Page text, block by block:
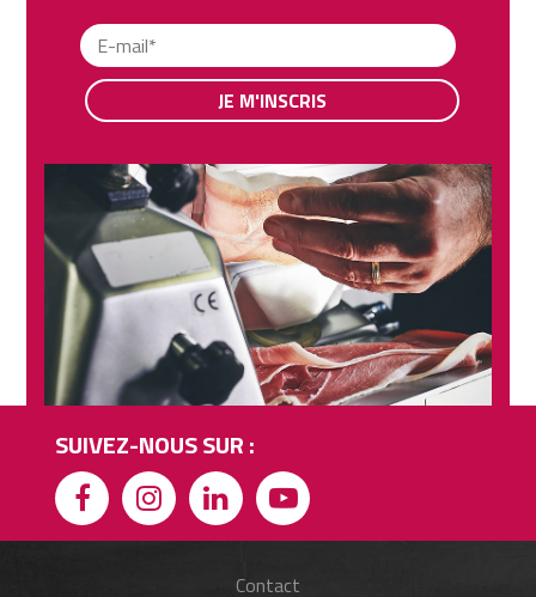
JE M'INSCRIS
SUIVEZ-NOUS SUR :
Contact